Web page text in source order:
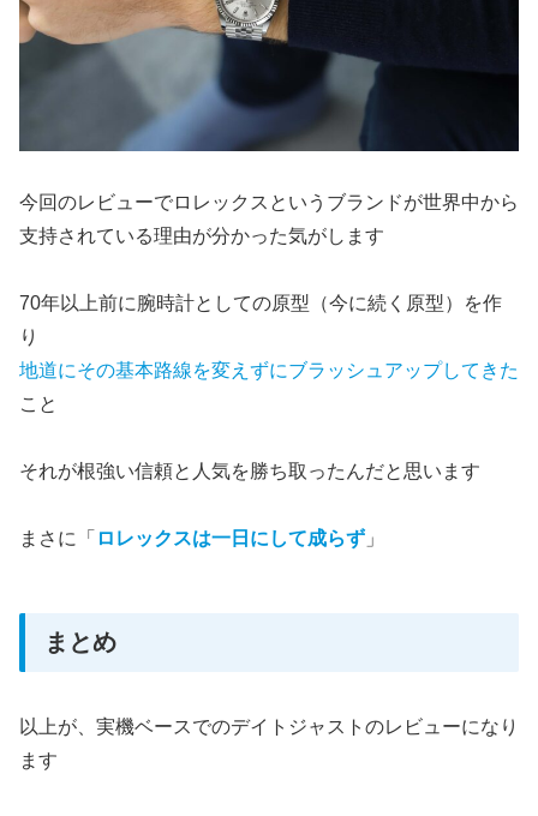
今回のレビューでロレックスというブランドが世界中から
支持されている理由が分かった気がします
70年以上前に腕時計としての原型（今に続く原型）を作
り
地道にその基本路線を変えずにブラッシュアップしてきた
こと
それが根強い信頼と人気を勝ち取ったんだと思います
まさに「 ロレックスは一日にして成らず 」
まとめ
以上が、実機ベースでのデイトジャストのレビューになり
ます